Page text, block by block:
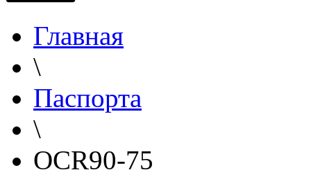
Главная
\
Паспорта
\
OCR90-75